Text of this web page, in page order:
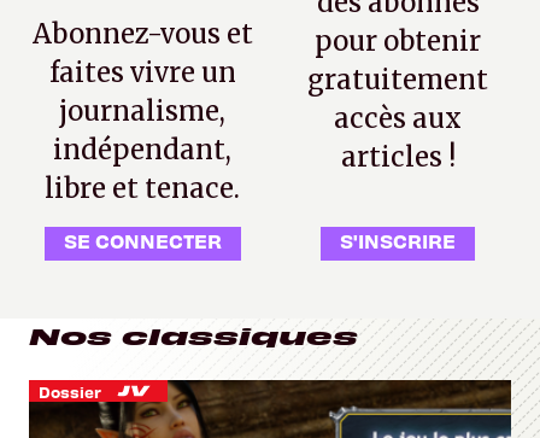
Abonnez-vous et
faites vivre un
journalisme,
indépendant,
libre et tenace.
SE CONNECTER
pour obtenir
gratuitement
accès aux
articles !
S'INSCRIRE
Nos classiques
Dossier